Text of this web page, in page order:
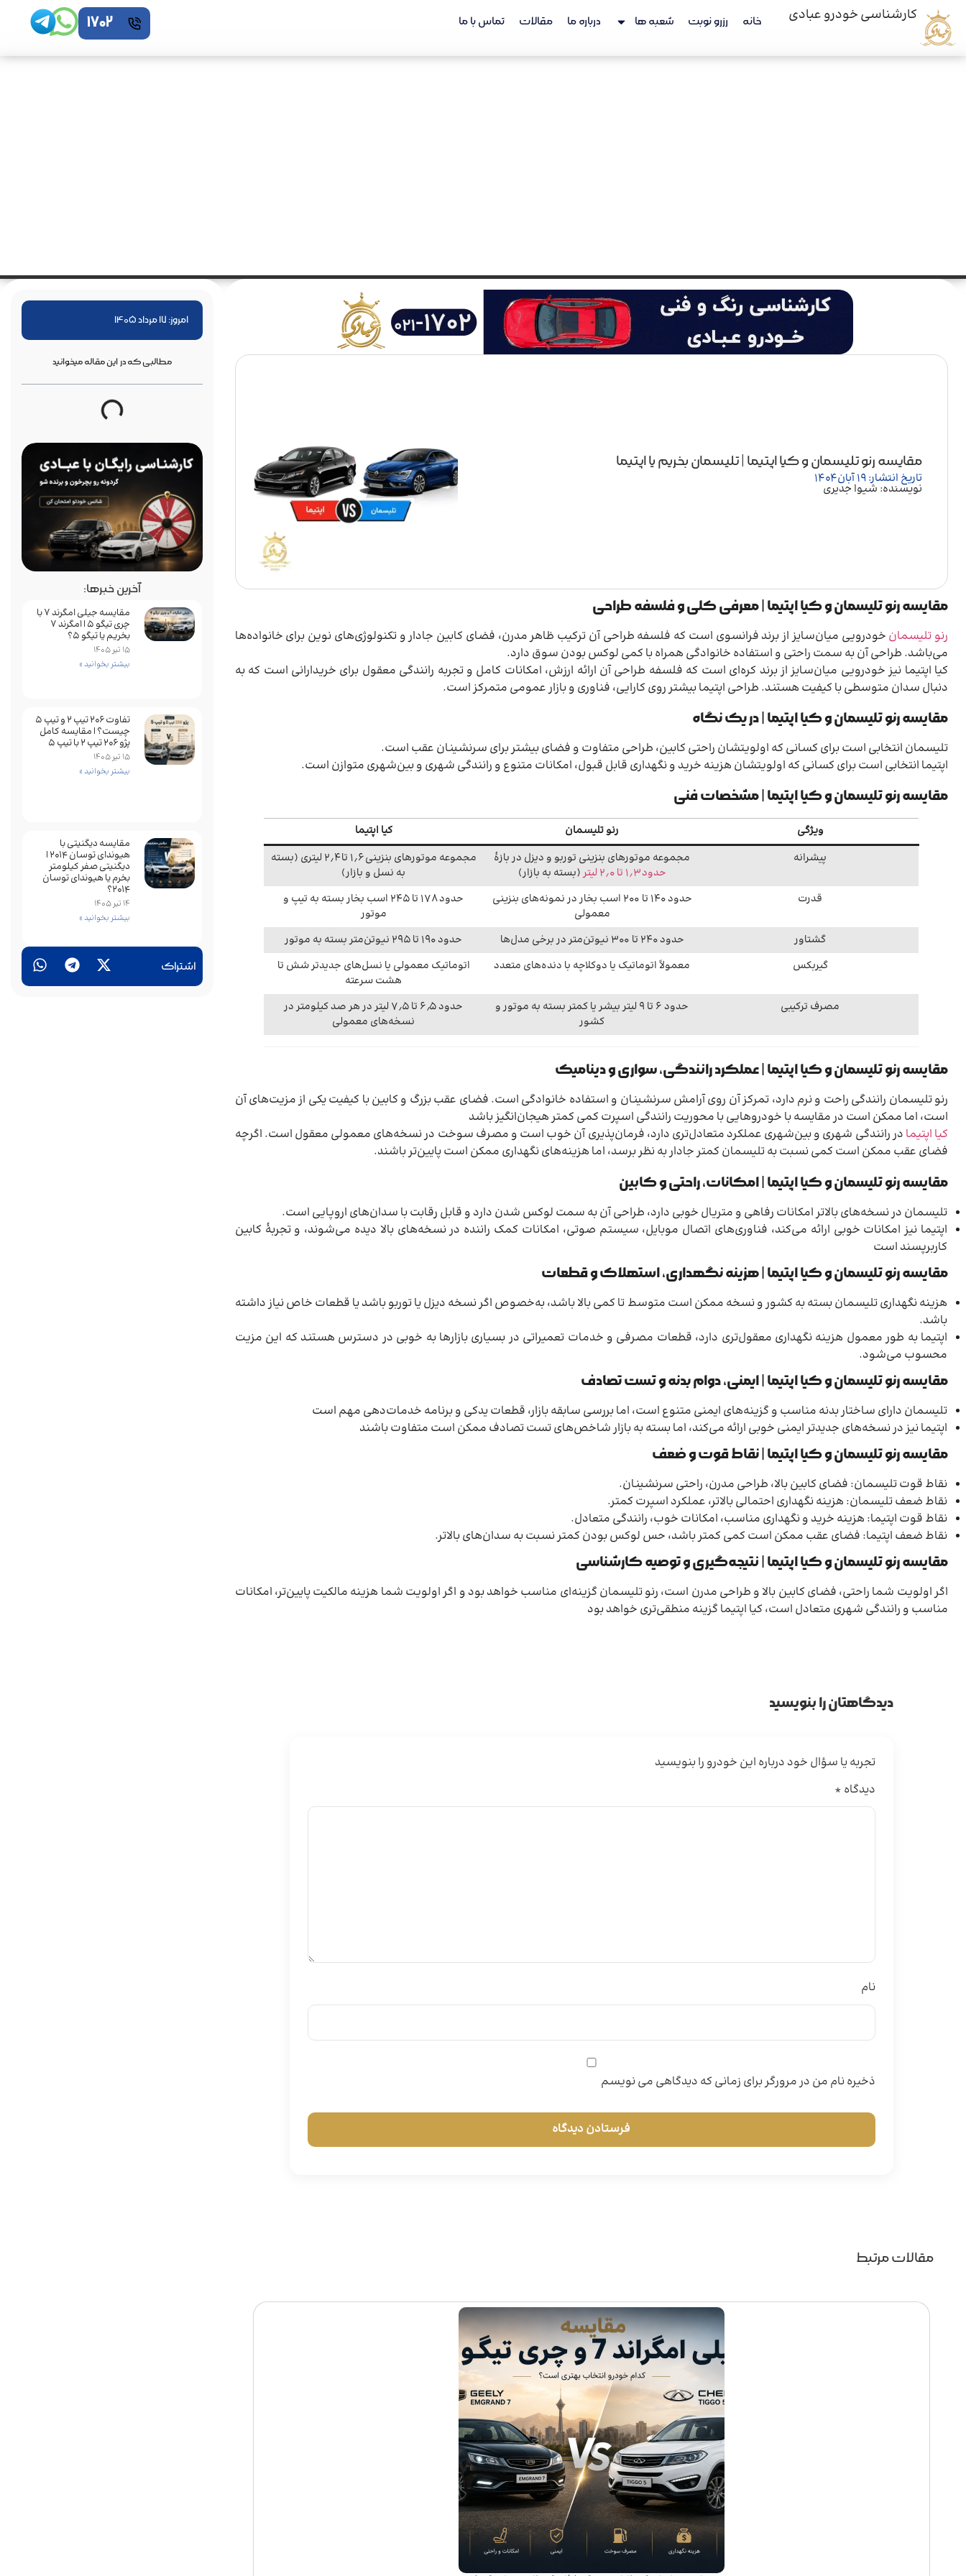
کارشناسی خودرو عبادی خانه رزرو نوبت شعبه ها درباره ما مقالات تماس با ما 1702
مقایسه رنو تلیسمان و کیا اپتیما | تلیسمان بخریم یا اپتیما
تاریخ انتشار: 19 آبان 1404
نویسنده: شیوا جدیری
مقایسه رنو تلیسمان و کیا اپتیما | معرفی کلی و فلسفه طراحی
رنو تلیسمان خودرویی میان‌سایز از برند فرانسوی است که فلسفه طراحی آن ترکیب ظاهر مدرن، فضای کابین جادار و تکنولوژی‌های نوین برای خانواده‌ها
می‌باشد. طراحی آن به سمت راحتی و استفاده خانوادگی همراه با کمی لوکس بودن سوق دارد.
کیا اپتیما نیز خودرویی میان‌سایز از برند کره‌ای است که فلسفه طراحی آن ارائه ارزش، امکانات کامل و تجربه رانندگی معقول برای خریدارانی است که به
دنبال سدان متوسطی با کیفیت هستند. طراحی اپتیما بیشتر روی کارایی، فناوری و بازار عمومی متمرکز است.
مقایسه رنو تلیسمان و کیا اپتیما | در یک نگاه
تلیسمان انتخابی است برای کسانی که اولویتشان راحتی کابین، طراحی متفاوت و فضای بیشتر برای سرنشینان عقب است.
اپتیما انتخابی است برای کسانی که اولویتشان هزینه خرید و نگهداری قابل قبول، امکانات متنوع و رانندگی شهری و بین‌شهری متوازن است.
مقایسه رنو تلیسمان و کیا اپتیما | مشخصات فنی
ویژگی رنو تلیسمان
کیا اپتیما
پیشرانه
مجموعه موتورهای بنزینی توربو و دیزل در بازهٔ
حدود ۱٫۳ تا ۲٫۰ لیتر
(بسته به بازار)
مجموعه موتورهای بنزینی ۱٫۶ تا ۲٫۴ لیتری (بسته
به نسل و بازار)
قدرت
حدود ۱۴۰ تا ۲۰۰ اسب بخار در نمونه‌های بنزینی
معمولی
حدود ۱۷۸ تا ۲۴۵ اسب بخار بسته به تیپ و
موتور
گشتاور
حدود ۲۴۰ تا ۳۰۰ نیوتن‌متر در برخی مدل‌ها
حدود ۱۹۰ تا ۲۹۵ نیوتن‌متر بسته به موتور
گیربکس
معمولاً اتوماتیک یا دوکلاچه با دنده‌های متعدد
اتوماتیک معمولی یا نسل‌های جدیدتر شش تا
هشت سرعته
مصرف ترکیبی
حدود ۶ تا ۹ لیتر بیشر یا کمتر بسته به موتور و
کشور
حدود ۶٫۵ تا ۷٫۵ لیتر در هر صد کیلومتر در
نسخه‌های معمولی
مقایسه رنو تلیسمان و کیا اپتیما | عملکرد رانندگی، سواری و دینامیک
رنو تلیسمان رانندگی راحت و نرم دارد، تمرکز آن روی آرامش سرنشینان و استفاده خانوادگی است. فضای عقب بزرگ و کابین با کیفیت یکی از مزیت‌های آن
است، اما ممکن است در مقایسه با خودروهایی با محوریت رانندگی اسپرت کمی کمتر هیجان‌انگیز باشد
کیا اپتیما در رانندگی شهری و بین‌شهری عملکرد متعادل‌تری دارد، فرمان‌پذیری آن خوب است و مصرف سوخت در نسخه‌های معمولی معقول است. اگرچه
فضای عقب ممکن است کمی نسبت به تلیسمان کمتر جادار به نظر برسد، اما هزینه‌های نگهداری ممکن است پایین‌تر باشند.
مقایسه رنو تلیسمان و کیا اپتیما | امکانات، راحتی و کابین
تلیسمان در نسخه‌های بالاتر امکانات رفاهی و متریال خوبی دارد، طراحی آن به سمت لوکس شدن دارد و قابل رقابت با سدان‌های اروپایی است.
اپتیما نیز امکانات خوبی ارائه می‌کند، فناوری‌های اتصال موبایل، سیستم‌ صوتی، امکانات کمک راننده در نسخه‌های بالا دیده می‌شوند، و تجربهٔ کابین
کاربرپسند است
مقایسه رنو تلیسمان و کیا اپتیما | هزینه نگهداری، استهلاک و قطعات
هزینه نگهداری تلیسمان بسته به کشور و نسخه ممکن است متوسط تا کمی بالا باشد، به‌خصوص اگر نسخه دیزل یا توربو باشد یا قطعات خاص نیاز داشته
باشد.
اپتیما به طور معمول هزینه نگهداری معقول‌تری دارد، قطعات مصرفی و خدمات تعمیراتی در بسیاری بازارها به خوبی در دسترس هستند که این مزیت
محسوب می‌شود.
مقایسه رنو تلیسمان و کیا اپتیما | ایمنی، دوام بدنه و تست تصادف
تلیسمان دارای ساختار بدنه مناسب و گزینه‌های ایمنی متنوع است، اما بررسی سابقه بازار، قطعات یدکی و برنامه خدمات‌دهی مهم است
اپتیما نیز در نسخه‌های جدیدتر ایمنی خوبی ارائه می‌کند، اما بسته به بازار شاخص‌های تست تصادف ممکن است متفاوت باشند
مقایسه رنو تلیسمان و کیا اپتیما | نقاط قوت و ضعف
نقاط قوت تلیسمان: فضای کابین بالا، طراحی مدرن، راحتی سرنشینان.
نقاط ضعف تلیسمان: هزینه نگهداری احتمالی بالاتر، عملکرد اسپرت کمتر.
نقاط قوت اپتیما: هزینه خرید و نگهداری مناسب، امکانات خوب، رانندگی متعادل.
نقاط ضعف اپتیما: فضای عقب ممکن است کمی کمتر باشد، حس لوکس بودن کمتر نسبت به سدان‌های بالاتر.
مقایسه رنو تلیسمان و کیا اپتیما | نتیجه‌گیری و توصیه کارشناسی
اگر اولویت شما راحتی، فضای کابین بالا و طراحی مدرن است، رنو تلیسمان گزینه‌ای مناسب خواهد بود و اگر اولویت شما هزینه مالکیت پایین‌تر، امکانات
مناسب و رانندگی شهری متعادل است، کیا اپتیما گزینه منطقی‌تری خواهد بود
دیدگاهتان را بنویسید
تجربه یا سؤال خود درباره این خودرو را بنویسید
دیدگاه *
نام
ذخیره نام من در مرورگر برای زمانی که دیدگاهی می نویسم
مقالات مرتبط
اشتراک
امروز: 17 مرداد 1405
آخرین خبرها:
مقایسه جیلی امگرند 7 با
چری تیگو 5 | امگرند 7
بخریم یا تیگو 5؟
15 تیر 1405
بیشتر بخوانید »
تفاوت ۲۰۶ تیپ ۲ و تیپ ۵
چیست؟ | مقایسه کامل
پژو ۲۰۶ تیپ ۲ با تیپ ۵
15 تیر 1405
بیشتر بخوانید »
مقایسه دیگنیتی با
هیوندای توسان 2014 |
دیگنیتی صفر کیلومتر
بخرم یا هیوندای توسان
2014؟
14 تیر 1405
بیشتر بخوانید »
مطالبی که در این مقاله میخوانید